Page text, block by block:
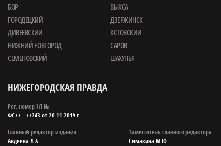
БОР
ВЫКСА
ГОРОДЕЦКИЙ
ДЗЕРЖИНСК
ДИВЕЕВСКИЙ
КСТОВСКИЙ
НИЖНИЙ НОВГОРОД
САРОВ
СЕМЕНОВСКИЙ
ШАХУНЬЯ
НИЖЕГОРОДСКАЯ ПРАВДА
Рег. номер ЭЛ №
ФС77 – 77243 от 20.11.2019 г.
Главный редактор издания:
Авдеева Л.А.
Заместитель главного редактора:
Симакина М.Ю.